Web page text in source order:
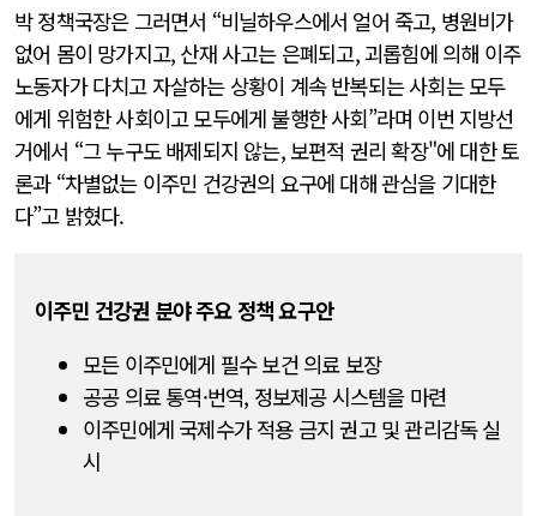
박 정책국장은 그러면서 “비닐하우스에서 얼어 죽고, 병원비가
없어 몸이 망가지고, 산재 사고는 은폐되고, 괴롭힘에 의해 이주
노동자가 다치고 자살하는 상황이 계속 반복되는 사회는 모두
에게 위험한 사회이고 모두에게 불행한 사회”라며 이번 지방선
거에서 “그 누구도 배제되지 않는, 보편적 권리 확장"에 대한 토
론과 “차별없는 이주민 건강권의 요구에 대해 관심을 기대한
다”고 밝혔다.
이주민 건강권 분야 주요 정책 요구안
모든 이주민에게 필수 보건 의료 보장
공공 의료 통역·번역, 정보제공 시스템을 마련
이주민에게 국제수가 적용 금지 권고 및 관리감독 실
시